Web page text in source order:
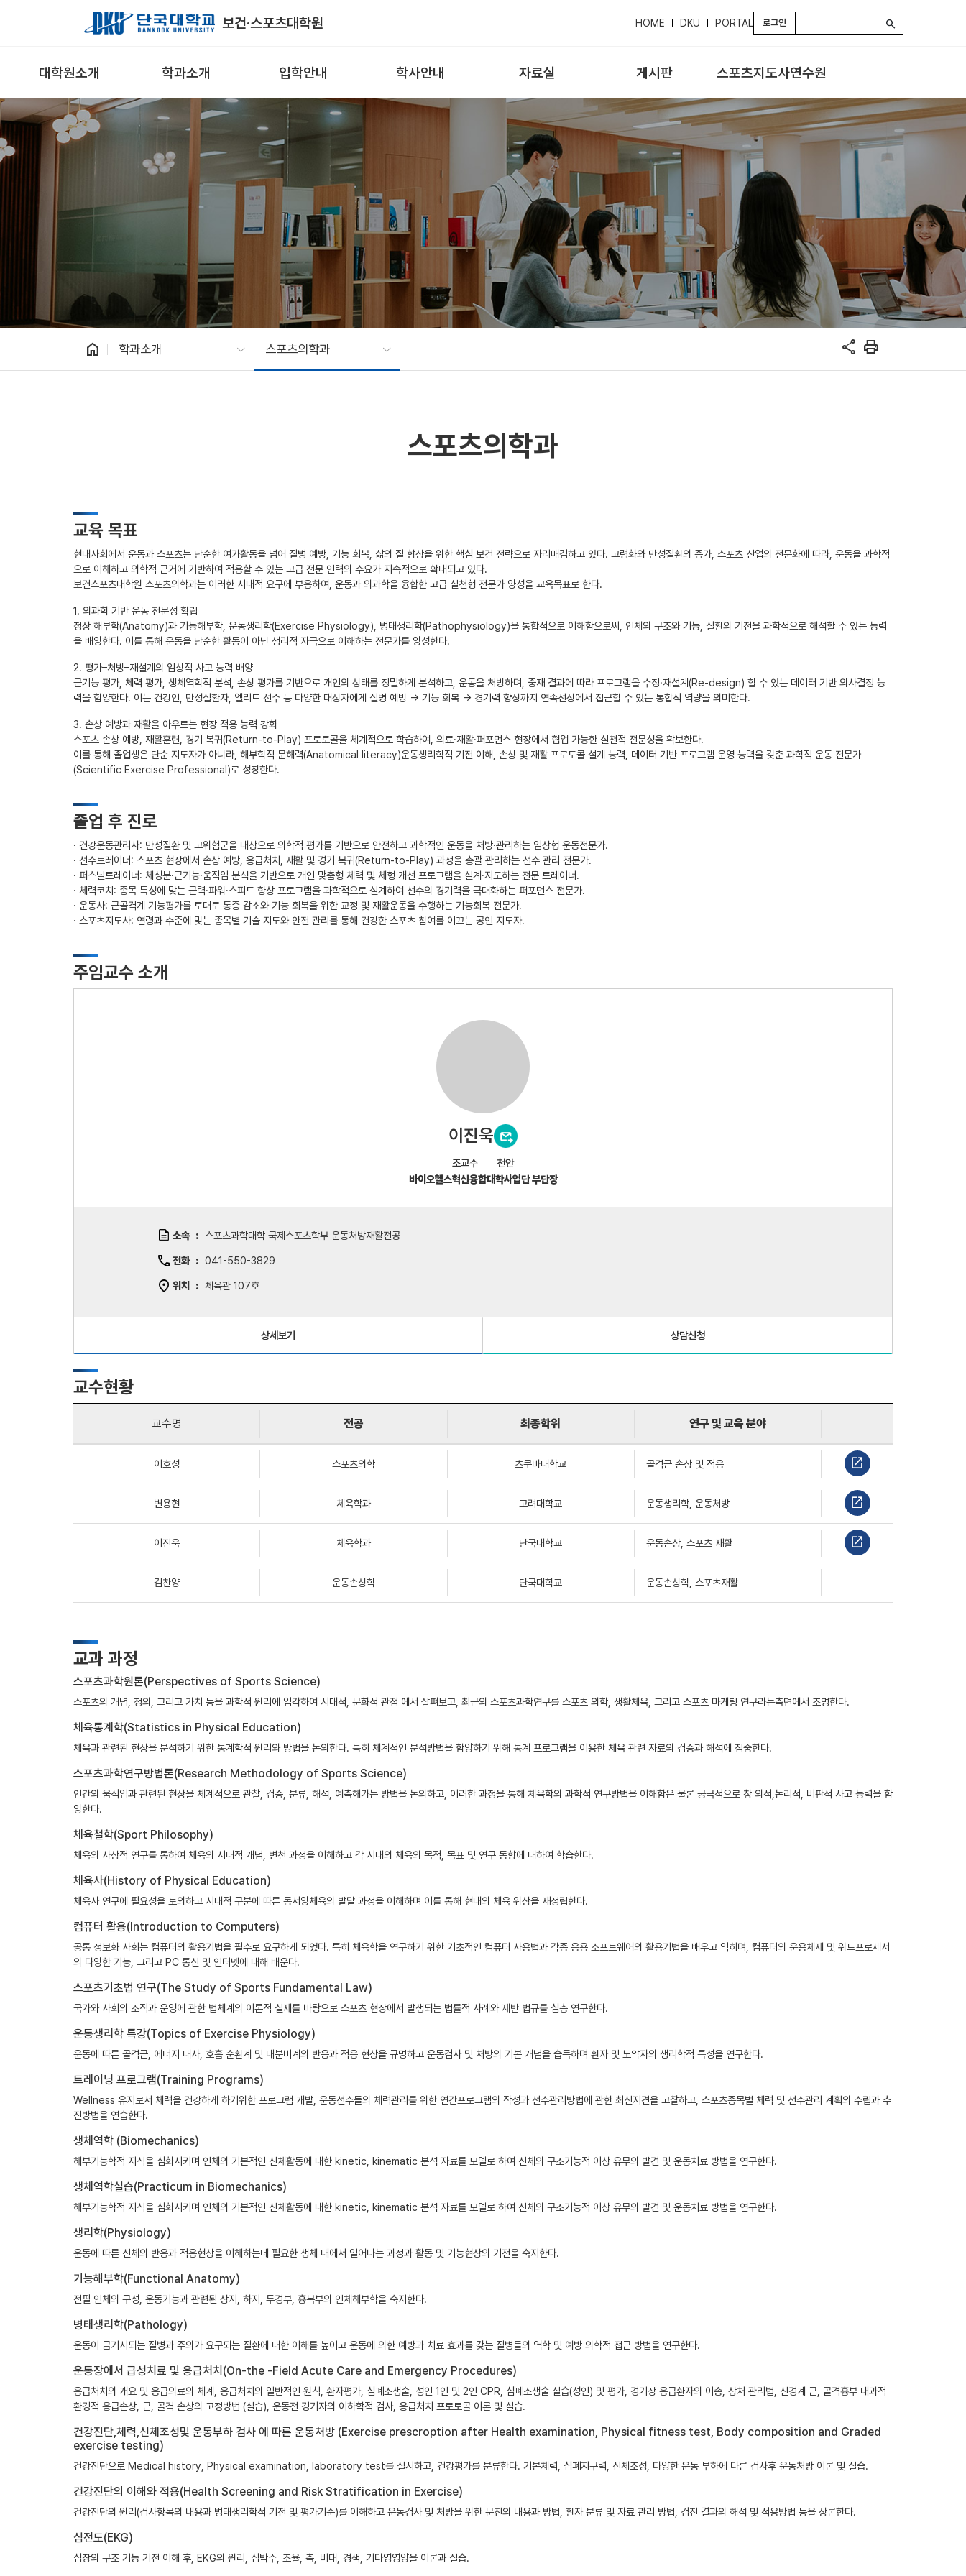
Skip to Main Content
보건·스포츠대학원 HOME DKU PORTAL 로그인 search
대학원소개 학과소개 입학안내 학사안내 자료실 게시판 스포츠지도사연수원
home 학과소개 스포츠의학과 share print
스포츠의학과
교육 목표
현대사회에서 운동과 스포츠는 단순한 여가활동을 넘어 질병 예방, 기능 회복, 삶의 질 향상을 위한 핵심 보건 전략으로 자리매김하고 있다. 고령화와 만성질환의 증가, 스포츠 산업의 전문화에 따라, 운동을 과학적
으로 이해하고 의학적 근거에 기반하여 적용할 수 있는 고급 전문 인력의 수요가 지속적으로 확대되고 있다.
보건스포츠대학원 스포츠의학과는 이러한 시대적 요구에 부응하여, 운동과 의과학을 융합한 고급 실천형 전문가 양성을 교육목표로 한다.
1. 의과학 기반 운동 전문성 확립
정상 해부학(Anatomy)과 기능해부학, 운동생리학(Exercise Physiology), 병태생리학(Pathophysiology)을 통합적으로 이해함으로써, 인체의 구조와 기능, 질환의 기전을 과학적으로 해석할 수 있는 능력
을 배양한다. 이를 통해 운동을 단순한 활동이 아닌 생리적 자극으로 이해하는 전문가를 양성한다.
2. 평가–처방–재설계의 임상적 사고 능력 배양
근기능 평가, 체력 평가, 생체역학적 분석, 손상 평가를 기반으로 개인의 상태를 정밀하게 분석하고, 운동을 처방하며, 중재 결과에 따라 프로그램을 수정·재설계(Re-design) 할 수 있는 데이터 기반 의사결정 능
력을 함양한다. 이는 건강인, 만성질환자, 엘리트 선수 등 다양한 대상자에게 질병 예방 → 기능 회복 → 경기력 향상까지 연속선상에서 접근할 수 있는 통합적 역량을 의미한다.
3. 손상 예방과 재활을 아우르는 현장 적용 능력 강화
스포츠 손상 예방, 재활훈련, 경기 복귀(Return-to-Play) 프로토콜을 체계적으로 학습하여, 의료·재활·퍼포먼스 현장에서 협업 가능한 실천적 전문성을 확보한다.
이를 통해 졸업생은 단순 지도자가 아니라, 해부학적 문해력(Anatomical literacy)운동생리학적 기전 이해, 손상 및 재활 프로토콜 설계 능력, 데이터 기반 프로그램 운영 능력을 갖춘 과학적 운동 전문가
(Scientific Exercise Professional)로 성장한다.
졸업 후 진로
· 건강운동관리사: 만성질환 및 고위험군을 대상으로 의학적 평가를 기반으로 안전하고 과학적인 운동을 처방·관리하는 임상형 운동전문가.
· 선수트레이너: 스포츠 현장에서 손상 예방, 응급처치, 재활 및 경기 복귀(Return-to-Play) 과정을 총괄 관리하는 선수 관리 전문가.
· 퍼스널트레이너: 체성분·근기능·움직임 분석을 기반으로 개인 맞춤형 체력 및 체형 개선 프로그램을 설계·지도하는 전문 트레이너.
· 체력코치: 종목 특성에 맞는 근력·파워·스피드 향상 프로그램을 과학적으로 설계하여 선수의 경기력을 극대화하는 퍼포먼스 전문가.
· 운동사: 근골격계 기능평가를 토대로 통증 감소와 기능 회복을 위한 교정 및 재활운동을 수행하는 기능회복 전문가.
· 스포츠지도사: 연령과 수준에 맞는 종목별 기술 지도와 안전 관리를 통해 건강한 스포츠 참여를 이끄는 공인 지도자.
주임교수 소개
이진욱
조교수
천안
바이오헬스혁신융합대학사업단 부단장
소속 스포츠과학대학 국제스포츠학부 운동처방재활전공
전화 041-550-3829
위치 체육관 107호
상세보기 상담신청
교수현황
교수명 전공 최종학위 연구 및 교육 분야
이호성 스포츠의학 츠쿠바대학교 골격근 손상 및 적응 open_in_new
변용현 체육학과 고려대학교 운동생리학, 운동처방 open_in_new
이진욱 체육학과 단국대학교 운동손상, 스포츠 재활 open_in_new
김찬양 운동손상학 단국대학교 운동손상학, 스포츠재활
교과 과정
스포츠과학원론(Perspectives of Sports Science)
스포츠의 개념, 정의, 그리고 가치 등을 과학적 원리에 입각하여 시대적, 문화적 관점 에서 살펴보고, 최근의 스포츠과학연구를 스포츠 의학, 생활체육, 그리고 스포츠 마케팅 연구라는측면에서 조명한다.
체육통계학(Statistics in Physical Education)
체육과 관련된 현상을 분석하기 위한 통계학적 원리와 방법을 논의한다. 특히 체계적인 분석방법을 함양하기 위해 통계 프로그램을 이용한 체육 관련 자료의 검증과 해석에 집중한다.
스포츠과학연구방법론(Research Methodology of Sports Science)
인간의 움직임과 관련된 현상을 체계적으로 관찰, 검증, 분류, 해석, 예측해가는 방법을 논의하고, 이러한 과정을 통해 체육학의 과학적 연구방법을 이해함은 물론 궁극적으로 창 의적,논리적, 비판적 사고 능력을 함
양한다.
체육철학(Sport Philosophy)
체육의 사상적 연구를 통하여 체육의 시대적 개념, 변천 과정을 이해하고 각 시대의 체육의 목적, 목표 및 연구 동향에 대하여 학습한다.
체육사(History of Physical Education)
체육사 연구에 필요성을 토의하고 시대적 구분에 따른 동서양체육의 발달 과정을 이해하며 이를 통해 현대의 체육 위상을 재정립한다.
컴퓨터 활용(Introduction to Computers)
공통 정보화 사회는 컴퓨터의 활용기법을 필수로 요구하게 되었다. 특히 체육학을 연구하기 위한 기초적인 컴퓨터 사용법과 각종 응용 소프트웨어의 활용기법을 배우고 익히며, 컴퓨터의 운용체제 및 워드프로세서
의 다양한 기능, 그리고 PC 통신 및 인터넷에 대해 배운다.
스포츠기초법 연구(The Study of Sports Fundamental Law)
국가와 사회의 조직과 운영에 관한 법체계의 이론적 실제를 바탕으로 스포츠 현장에서 발생되는 법률적 사례와 제반 법규를 심층 연구한다.
운동생리학 특강(Topics of Exercise Physiology)
운동에 따른 골격근, 에너지 대사, 호흡 순환계 및 내분비계의 반응과 적응 현상을 규명하고 운동검사 및 처방의 기본 개념을 습득하며 환자 및 노약자의 생리학적 특성을 연구한다.
트레이닝 프로그램(Training Programs)
Wellness 유지로서 체력을 건강하게 하기위한 프로그램 개발, 운동선수들의 체력관리를 위한 연간프로그램의 작성과 선수관리방법에 관한 최신지견을 고찰하고, 스포츠종목별 체력 및 선수관리 계획의 수립과 추
진방법을 연습한다.
생체역학 (Biomechanics)
해부기능학적 지식을 심화시키며 인체의 기본적인 신체활동에 대한 kinetic, kinematic 분석 자료를 모델로 하여 신체의 구조기능적 이상 유무의 발견 및 운동치료 방법을 연구한다.
생체역학실습(Practicum in Biomechanics)
해부기능학적 지식을 심화시키며 인체의 기본적인 신체활동에 대한 kinetic, kinematic 분석 자료를 모델로 하여 신체의 구조기능적 이상 유무의 발견 및 운동치료 방법을 연구한다.
생리학(Physiology)
운동에 따른 신체의 반응과 적응현상을 이해하는데 필요한 생체 내에서 일어나는 과정과 활동 및 기능현상의 기전을 숙지한다.
기능해부학(Functional Anatomy)
전필 인체의 구성, 운동기능과 관련된 상지, 하지, 두경부, 흉복부의 인체해부학을 숙지한다.
병태생리학(Pathology)
운동이 금기시되는 질병과 주의가 요구되는 질환에 대한 이해를 높이고 운동에 의한 예방과 치료 효과를 갖는 질병들의 역학 및 예방 의학적 접근 방법을 연구한다.
운동장에서 급성치료 및 응급처치(On-the -Field Acute Care and Emergency Procedures)
응급처치의 개요 및 응급의료의 체계, 응급처치의 일반적인 원칙, 환자평가, 심폐소생술, 성인 1인 및 2인 CPR, 심폐소생술 실습(성인) 및 평가, 경기장 응급환자의 이송, 상처 관리법, 신경계 근, 골격흉부 내과적
환경적 응급손상, 근, 골격 손상의 고정방법 (실습), 운동전 경기자의 이하학적 검사, 응급처치 프로토콜 이론 및 실습.
건강진단,체력,신체조성및 운동부하 검사 에 따른 운동처방 (Exercise prescroption after Health examination, Physical fitness test, Body composition and Graded
exercise testing)
건강진단으로 Medical history, Physical examination, laboratory test를 실시하고, 건강평가를 분류한다. 기본체력, 심폐지구력, 신체조성, 다양한 운동 부하에 다른 검사후 운동처방 이론 및 실습.
건강진단의 이해와 적용(Health Screening and Risk Stratification in Exercise)
건강진단의 원리(검사항목의 내용과 병태생리학적 기전 및 평가기준)를 이해하고 운동검사 및 처방을 위한 문진의 내용과 방법, 환자 분류 및 자료 관리 방법, 검진 결과의 해석 및 적용방법 등을 상론한다.
심전도(EKG)
심장의 구조 기능 기전 이해 후, EKG의 원리, 심박수, 조율, 축, 비대, 경색, 기타영영양을 이론과 실습.